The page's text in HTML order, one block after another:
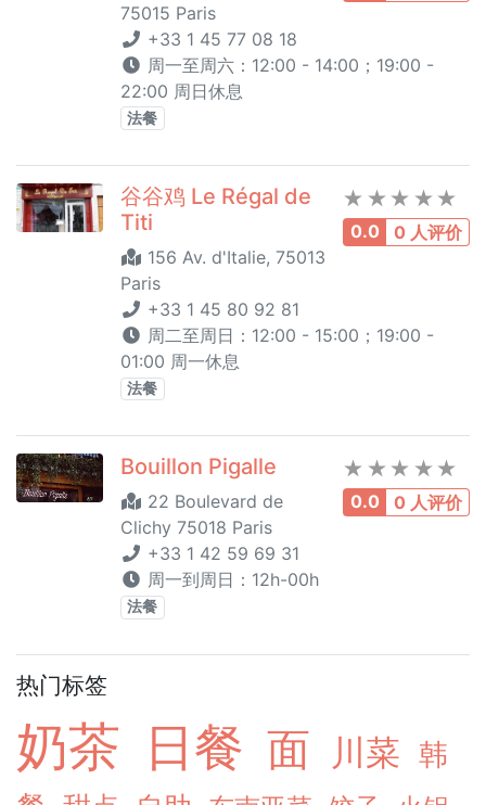
75015 Paris
+33 1 45 77 08 18
周一至周六：12:00 - 14:00；19:00 -
22:00 周日休息
法餐
0.0 0 人评价
谷谷鸡 Le Régal de
Titi
156 Av. d'Italie, 75013
Paris
+33 1 45 80 92 81
周二至周日：12:00 - 15:00；19:00 -
01:00 周一休息
法餐
0.0 0 人评价
Bouillon Pigalle
22 Boulevard de
Clichy 75018 Paris
+33 1 42 59 69 31
周一到周日：12h-00h
法餐
热门标签
奶茶 日餐 面 川菜 韩